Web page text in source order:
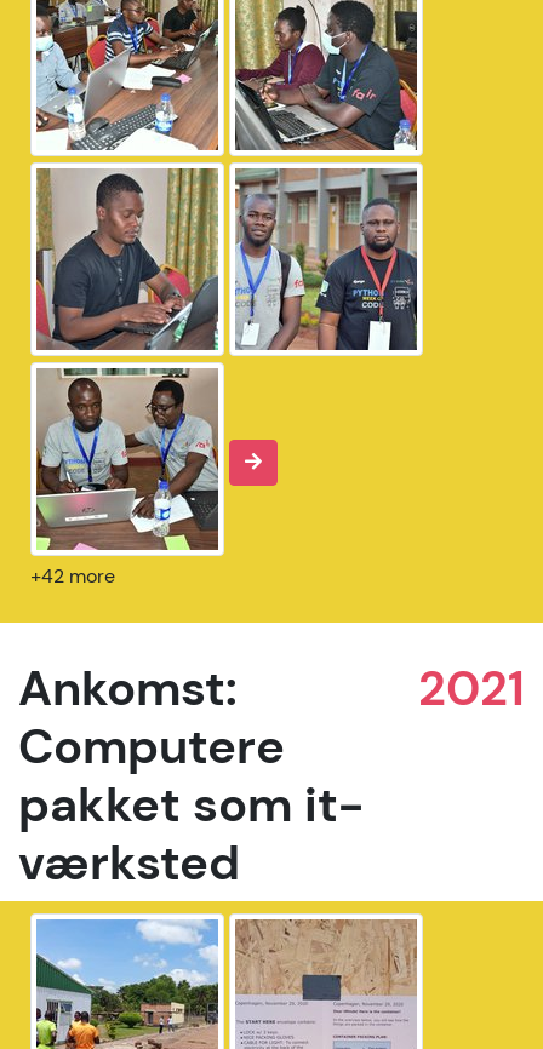
+42 more
2021
Ankomst:
Computere
pakket som it-
værksted